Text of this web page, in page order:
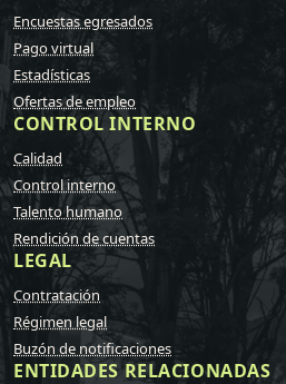
Encuestas egresados
Pago virtual
Estadísticas
Ofertas de empleo
CONTROL INTERNO
Calidad
Control interno
Talento humano
Rendición de cuentas
LEGAL
Contratación
Régimen legal
Buzón de notificaciones
ENTIDADES RELACIONADAS